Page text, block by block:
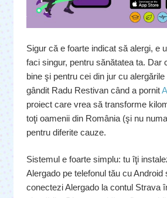
Sigur că e foarte indicat să alergi, e
faci singur, pentru sănătatea ta. Dar
bine şi pentru cei din jur cu
gândit Radu Restivan când a pornit
proiect care vrea să transforme
toţi oamenii din România (şi nu
pentru diferite cauze.
Sistemul e foarte simplu: tu îţi
Alergado pe telefonul tău cu Android
conectezi Alergado la contul Strava